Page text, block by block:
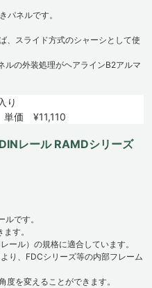
パネルです。
、スライド方式のシャーシとして使
の外装処理がヘアラインB2アルマ
り
単価 ¥11,110
レール RAMDシリーズ
です。
す。
ール）の規格に適合しています。
り、FDCシリーズ等の内部フレーム
を変えることができます。